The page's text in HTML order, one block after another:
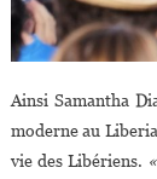
Ainsi Samantha
moderne au
vie des Libériens.